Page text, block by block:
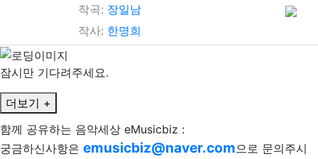
작곡: 장일남
작사: 한명희
잠시만 기다려주세요.
더보기 +
함께 공유하는 음악세상 eMusicbiz :
궁금하신사항은 emusicbiz@naver.com으로 문의주시